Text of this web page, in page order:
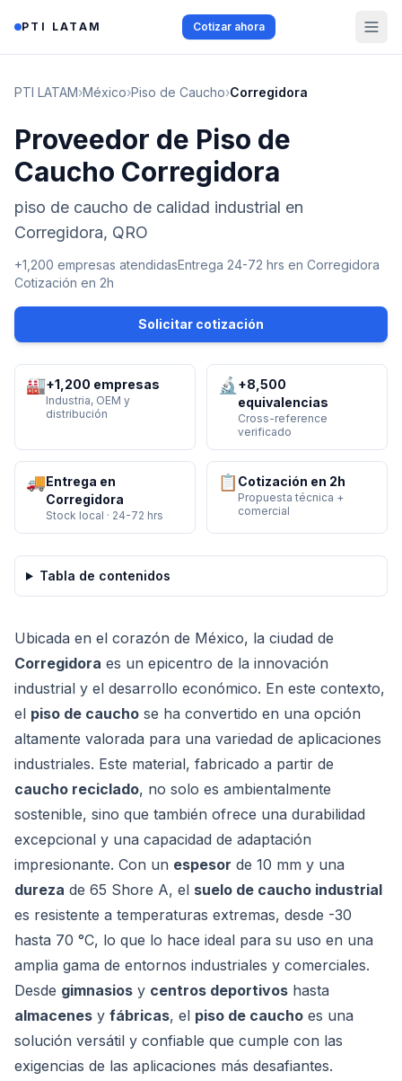
PTI LATAM Cotizar ahora
PTI LATAM›México›Piso de Caucho›Corregidora
Proveedor de Piso de
Caucho Corregidora
piso de caucho de calidad industrial en
Corregidora, QRO
+1,200 empresas atendidasEntrega 24-72 hrs en Corregidora
Cotización en 2h
Solicitar cotización
🏭+1,200 empresas
Industria, OEM y
distribución
🔬 +8,500
equivalencias
Cross-reference
verificado
🚚Entrega en
Corregidora
Stock local · 24-72 hrs
📋 Cotización en 2h
Propuesta técnica +
comercial
Tabla de contenidos
Ubicada en el corazón de México, la ciudad de
Corregidora es un epicentro de la innovación
industrial y el desarrollo económico. En este contexto,
el piso de caucho se ha convertido en una opción
altamente valorada para una variedad de aplicaciones
industriales. Este material, fabricado a partir de
caucho reciclado, no solo es ambientalmente
sostenible, sino que también ofrece una durabilidad
excepcional y una capacidad de adaptación
impresionante. Con un espesor de 10 mm y una
dureza de 65 Shore A, el suelo de caucho industrial
es resistente a temperaturas extremas, desde -30
hasta 70 °C, lo que lo hace ideal para su uso en una
amplia gama de entornos industriales y comerciales.
Desde gimnasios y centros deportivos hasta
almacenes y fábricas, el piso de caucho es una
solución versátil y confiable que cumple con las
exigencias de las aplicaciones más desafiantes.